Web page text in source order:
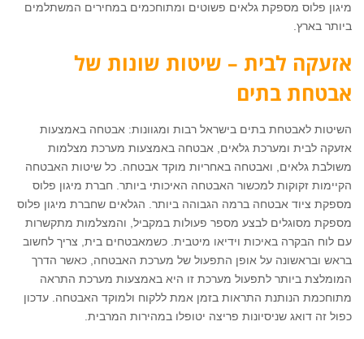
מיגון פלוס מספקת גלאים פשוטים ומתוחכמים במחירים המשתלמים
ביותר בארץ.
אזעקה לבית – שיטות שונות של
אבטחת בתים
השיטות לאבטחת בתים בישראל רבות ומגוונות: אבטחה באמצעות
אזעקה לבית ומערכת גלאים, אבטחה באמצעות מערכת מצלמות
משולבת גלאים, ואבטחה באחריות מוקד אבטחה. כל שיטות האבטחה
הקיימות זקוקות למכשור האבטחה האיכותי ביותר. חברת מיגון פלוס
מספקת ציוד אבטחה ברמה הגבוהה ביותר. הגלאים שחברת מיגון פלוס
מספקת מסוגלים לבצע מספר פעולות במקביל, והמצלמות מתקשרות
עם לוח הבקרה באיכות וידיאו מיטבית. כשמאבטחים בית, צריך לחשוב
בראש ובראשונה על אופן התפעול של מערכת האבטחה, כאשר הדרך
המומלצת ביותר לתפעול מערכת זו היא באמצעות מערכת התראה
מתוחכמת הנותנת התראות בזמן אמת ללקוח ולמוקד האבטחה. עדכון
כפול זה דואג שניסיונות פריצה יטופלו במהירות המרבית.